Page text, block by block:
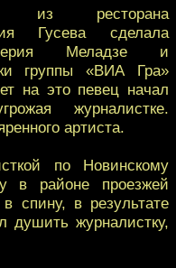
из ресторана
Гусева сделала
Меладзе и
группы «ВИА Гра»
на это певец начал
журналистке.
артиста.
по Новинскому
в районе проезжей
спину, в результате
душить журналистку,